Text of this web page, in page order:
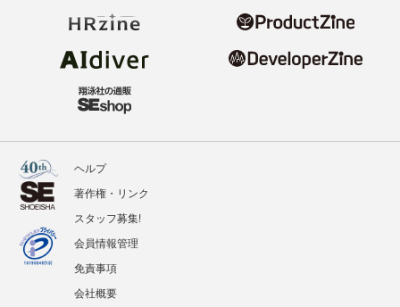
ヘルプ
著作権・リンク
スタッフ募集!
会員情報管理
免責事項
会社概要